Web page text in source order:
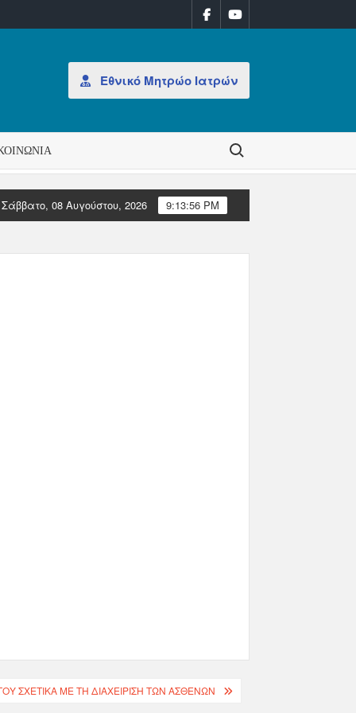
Εθνικό Μητρώο Ιατρών
Search for:
στον ΠΙΣ Επιστολές Ευρωπαϊκών Ιατρικών
Σάββατο, 08 Αυγούστου, 2026 9:13:56 PM
ΣΧΕΤΙΚΑ ΜΕ ΤΗ ΔΙΑΧΕΙΡΙΣΗ ΤΩΝ ΑΣΘΕΝΩΝ